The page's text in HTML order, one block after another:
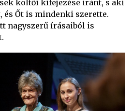
költői kifejezése iránt, s aki
Őt is mindenki szerette.
nagyszerű írásaiból is